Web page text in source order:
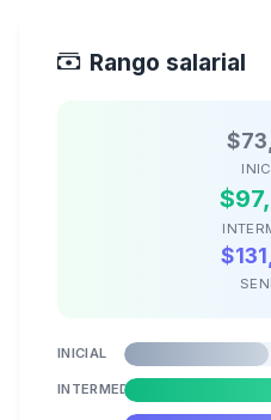
Rango salarial
INICIAL
INTERMEDIO